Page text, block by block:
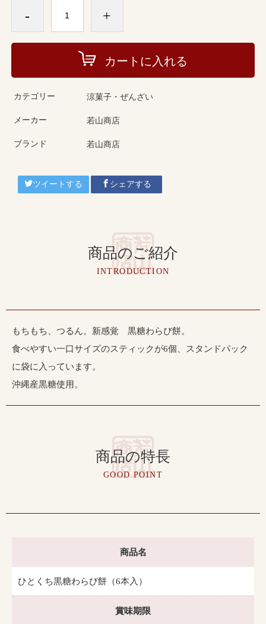
- +
カートに入れる
カテゴリー 涼菓子・ぜんざい
メーカー 若山商店
ブランド 若山商店
ツイートする シェアする
商品のご紹介
INTRODUCTION
もちもち、つるん。新感覚 黒糖わらび餅。
食べやすい一口サイズのスティックが6個、スタンドパック
に袋に入っています。
沖縄産黒糖使用。
商品の特長
GOOD POINT
商品名
ひとくち黒糖わらび餅（6本入）
賞味期限